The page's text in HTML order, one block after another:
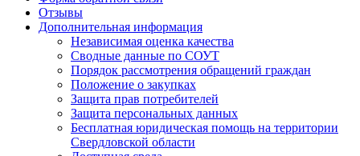
Отзывы
Дополнительная информация
Независимая оценка качества
Сводные данные по СОУТ
Порядок рассмотрения обращений граждан
Положение о закупках
Защита прав потребителей
Защита персональных данных
Бесплатная юридическая помощь на территории
Свердловской области